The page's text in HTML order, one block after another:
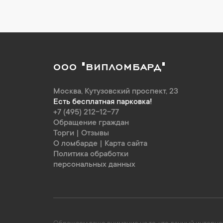
ООО "ВИПЛОМБАРД"
Москва, Кутузовский проспект, 23
Есть бесплатная парковка!
+7 (495) 212-12-77
Обращение граждан
Торги
Отзывы
О ломбарде
Карта сайта
Политика обработки
персональных данных